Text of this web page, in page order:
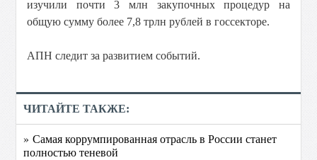
изучили почти 3 млн закупочных процедур на
общую сумму более 7,8 трлн рублей в госсекторе.
АПН следит за развитием событий.
ЧИТАЙТЕ ТАКЖЕ:
» Самая коррумпированная отрасль в России станет
полностью теневой